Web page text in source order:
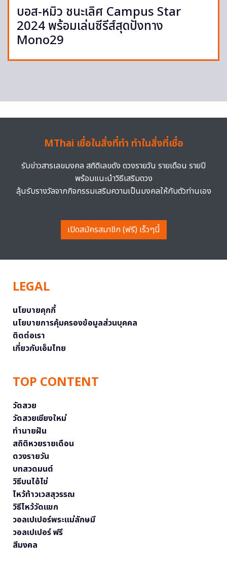
บอส-หมิว ชนะเลิศ Campus Star
2024 พร้อมเล่นซีรีส์สุดปังทาง
Mono29
MThai เชื่อในสิ่งที่ทำ ทำในสิ่งที่เชื่อ
รับข่าวสารเลขมงคล สถิติเลขดัง ดวงรายวัน รายเดือน รายปี
พร้อมแนะนำวิธีเสริมดวง
ลุ้นรับรางวัลจากกิจกรรมเสริมความเป็นมงคลให้กับตัวท่านเอง
เปิดสมัครสมาชิก (ฟรี) เร็วๆนี้
LEGAL
นโยบายคุกกี้
นโยบายการคุ้มครองข้อมูลส่วนบุคคล
ติดต่อเรา
เกี่ยวกับเอ็มไทย
TOP CONTENT
วัดสวย
วัดสวยเชียงใหม่
ทำนายฝัน
สถิติหวยรายเดือน
ดวงรายวัน
บทสวดมนต์
วิธีบนไอ้ไข่
ไหว้ท้าวเวสสุวรรณ
วิธีไหว้วัดแขก
วอลเปเปอร์พระแม่ลักษมี
วอลเปเปอร์ ฟรี
สีมงคล